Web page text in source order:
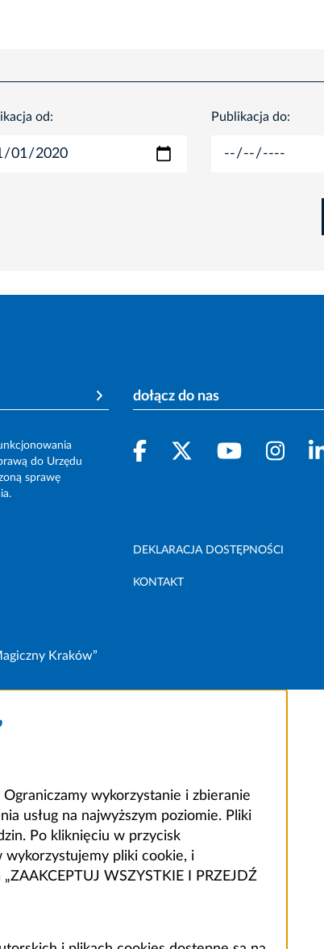
od: Publikacja do:
do Urzędu
sprawę
dołącz do nas
DEKLARACJA DOSTĘPNOŚCI
KONTAKT
Kraków”
wykorzystanie i zbieranie
usług na najwyższym poziomie. Pliki
Po kliknięciu w przycisk
wykorzystujemy pliki cookie, i
WSZYSTKIE I PRZEJDŹ